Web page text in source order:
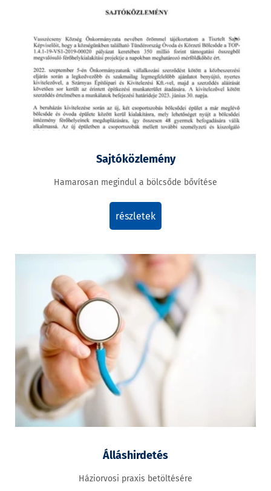
Sajtóközlemény
Hamarosan megindul a bölcsőde bővítése
részletek
Álláshirdetés
Háziorvosi praxis betöltésére